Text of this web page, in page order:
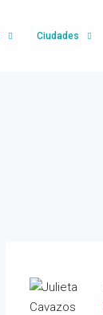
Ciudades